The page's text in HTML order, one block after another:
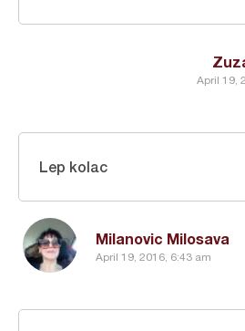
April 19,
Milanovic Milosava
April 19, 2016, 6:43 am
Lep kolac